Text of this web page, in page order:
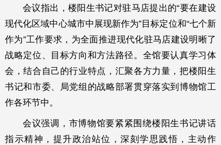
会议指出，楼阳生书记对驻马店提出的“要在建设
现代化区域中心城市中展现新作为”目标定位和“七个新
作为”工作要求，为全面推进现代化驻马店建设明晰了
战略定位、目标方向和方法路径。全馆要认真学习体
会，结合自己的行业特点，汇聚各方力量，把楼阳生
书记和市委、局党组的战略部署贯穿落实到博物馆工
作各环节中。
会议强调，市博物馆要紧紧围绕楼阳生书记讲话
指示精神，提升政治站位，深刻学思践悟，主动作